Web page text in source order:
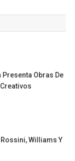
Obras De
Williams Y